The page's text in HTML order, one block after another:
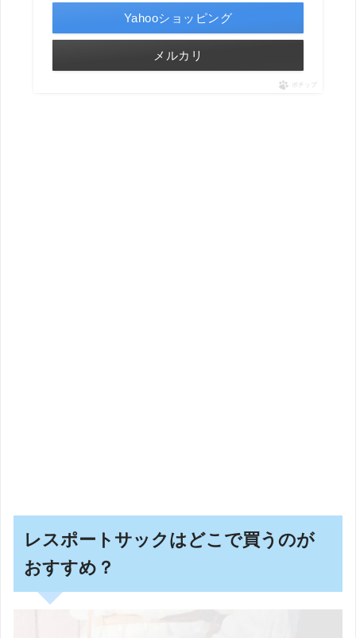
Yahooショッピング
メルカリ
ポチップ
レスポートサックはどこで買うのが
おすすめ？